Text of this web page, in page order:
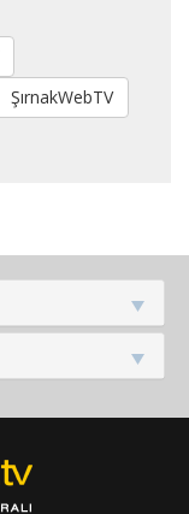
ŞırnakWebTV